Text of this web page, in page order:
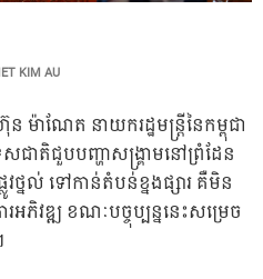
KIM AU
ម៉ាណែត នាយករដ្ឋមន្ដ្រីនៃកម្ពុជា
សជាតិជួបបញ្ហាសង្គ្រាមនៅព្រំដែន
លូវថ្នល់ ទៅកាន់តំបន់ខ្នងផ្សារ គឺមិន
ភិវឌ្ឍ ខណៈបច្ចុប្បន្ននេះសម្រេច